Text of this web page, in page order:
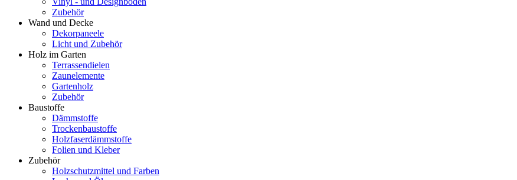
Zubehör
Wand und Decke
Dekorpaneele
Licht und Zubehör
Holz im Garten
Terrassendielen
Zaunelemente
Gartenholz
Zubehör
Baustoffe
Dämmstoffe
Trockenbaustoffe
Holzfaserdämmstoffe
Folien und Kleber
Zubehör
Holzschutzmittel und Farben